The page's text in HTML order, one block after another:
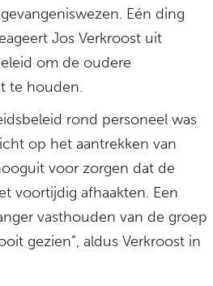
Eén ding
Jos Verkroost uit
om de oudere
te houden.
rond personeel was
op het aantrekken van
voor zorgen dat de
voortijdig afhaakten. Een
vasthouden van de groep
gezien”, aldus Verkroost in